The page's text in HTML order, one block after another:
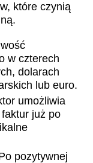
które czynią
w czterech
dolarach
lub euro.
umożliwia
już po
pozytywnej